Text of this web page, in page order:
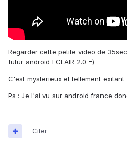
Regarder cette petite video de
futur android ECLAIR 2.0 =)
C'est mysterieux et tellement exitant
Ps : Je l'ai vu sur android france
Citer